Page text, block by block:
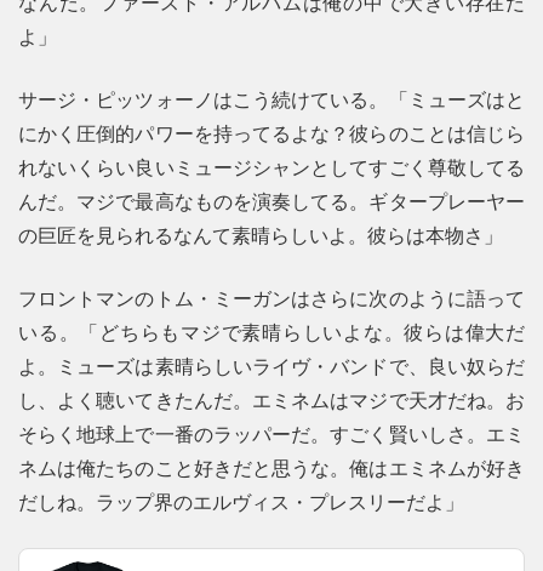
よ」
サージ・ピッツォーノはこう続けている。「ミューズはと
にかく圧倒的パワーを持ってるよな？彼らのことは信じら
れないくらい良いミュージシャンとしてすごく尊敬してる
んだ。マジで最高なものを演奏してる。ギタープレーヤー
の巨匠を見られるなんて素晴らしいよ。彼らは本物さ」
フロントマンのトム・ミーガンはさらに次のように語って
いる。「どちらもマジで素晴らしいよな。彼らは偉大だ
よ。ミューズは素晴らしいライヴ・バンドで、良い奴らだ
し、よく聴いてきたんだ。エミネムはマジで天才だね。お
そらく地球上で一番のラッパーだ。すごく賢いしさ。エミ
ネムは俺たちのこと好きだと思うな。俺はエミネムが好き
だしね。ラップ界のエルヴィス・プレスリーだよ」